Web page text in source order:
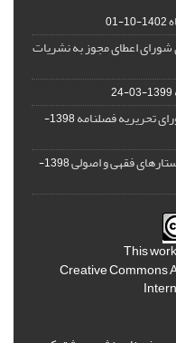
1402-10-01
اعطای مجوز به نشریات
1399-03-24
تحریریه فصلنامه
1398-
فقهی و اصولی
1398-
This
Creative Commons